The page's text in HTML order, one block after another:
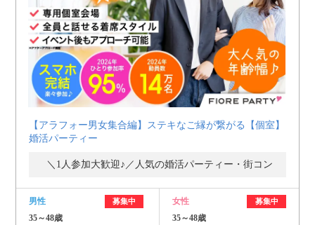
【アラフォー男女集合編】ステキなご縁が繋がる【個室】
婚活パーティー
＼1人参加大歓迎♪／人気の婚活パーティー・街コン
男性 募集中
35～48歳
女性 募集中
35～48歳